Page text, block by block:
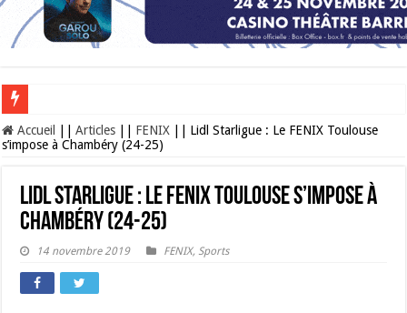
Les Nocturnes de la Cité de l’espace 2026 : l’événement incontournable de
Accueil Articles FENIX
Lidl Starligue : Le FENIX Toulouse
s’impose à Chambéry (24-25)
Lidl Starligue : Le FENIX Toulouse s’impose à
Chambéry (24-25)
14 novembre 2019 FENIX, Sports